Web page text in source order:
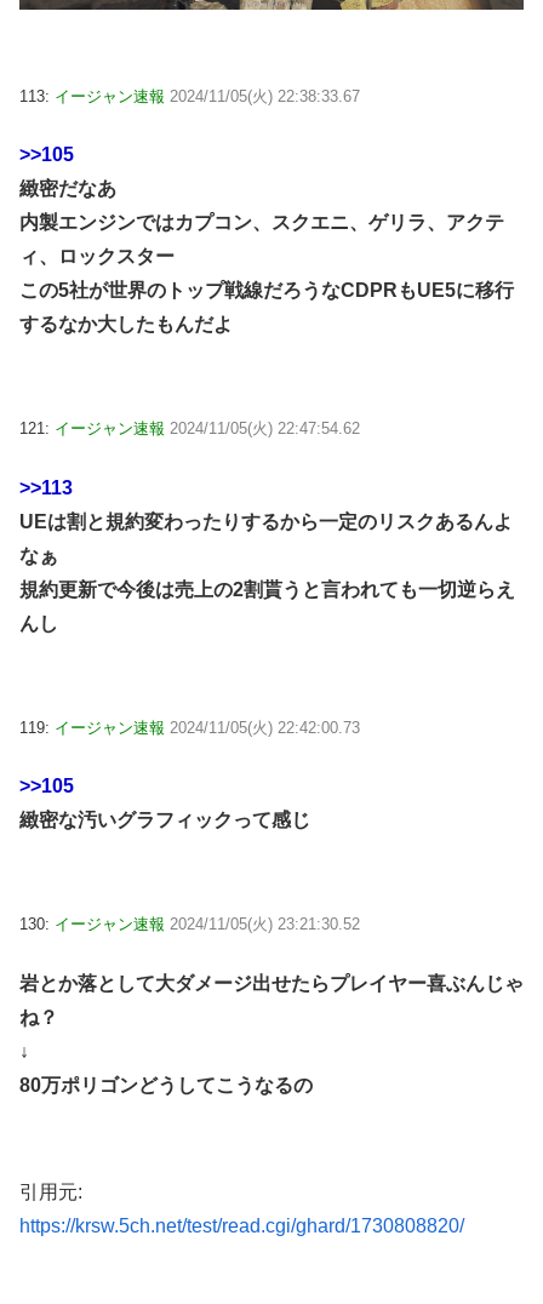
113: イージャン速報 2024/11/05(火) 22:38:33.67
>>105
緻密だなあ
内製エンジンではカプコン、スクエニ、ゲリラ、アクテ
ィ、ロックスター
この5社が世界のトップ戦線だろうなCDPRもUE5に移行
するなか大したもんだよ
121: イージャン速報 2024/11/05(火) 22:47:54.62
>>113
UEは割と規約変わったりするから一定のリスクあるんよ
なぁ
規約更新で今後は売上の2割貰うと言われても一切逆らえ
んし
119: イージャン速報 2024/11/05(火) 22:42:00.73
>>105
緻密な汚いグラフィックって感じ
130: イージャン速報 2024/11/05(火) 23:21:30.52
岩とか落として大ダメージ出せたらプレイヤー喜ぶんじゃ
ね？
↓
80万ポリゴンどうしてこうなるの
引用元:
https://krsw.5ch.net/test/read.cgi/ghard/1730808820/